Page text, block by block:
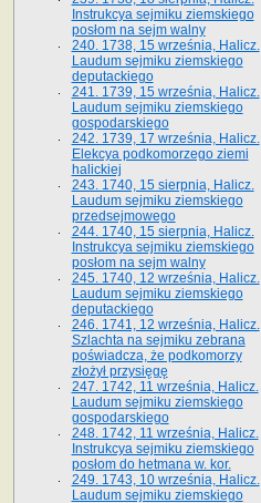
Instrukcya sejmiku ziemskiego
posłom na sejm walny
240. 1738, 15 września, Halicz.
Laudum sejmiku ziemskiego
deputackiego
241. 1739, 15 września, Halicz.
Laudum sejmiku ziemskiego
gospodarskiego
242. 1739, 17 września, Halicz.
Elekcya podkomorzego ziemi
halickiej
243. 1740, 15 sierpnia, Halicz.
Laudum sejmiku ziemskiego
przedsejmowego
244. 1740, 15 sierpnia, Halicz.
Instrukcya sejmiku ziemskiego
posłom na sejm walny
245. 1740, 12 września, Halicz.
Laudum sejmiku ziemskiego
deputackiego
246. 1741, 12 września, Halicz.
Szlachta na sejmiku zebrana
poświadcza, że podkomorzy
złożył przysięgę
247. 1742, 11 września, Halicz.
Laudum sejmiku ziemskiego
gospodarskiego
248. 1742, 11 września, Halicz.
Instrukcya sejmiku ziemskiego
posłom do hetmana w. kor.
249. 1743, 10 września, Halicz.
Laudum sejmiku ziemskiego